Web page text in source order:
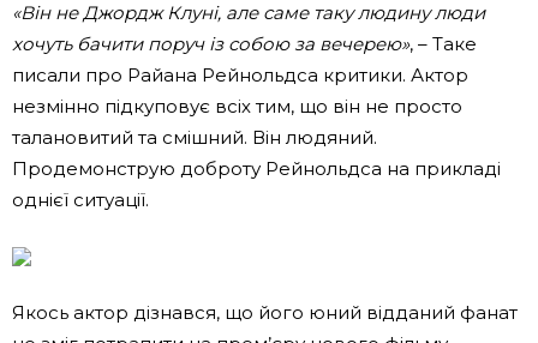
«Він не Джордж Клуні, але саме таку людину люди
хочуть бачити поруч із собою за вечерею», – Таке
писали про Райана Рейнольдса критики. Актор
незмінно підкуповує всіх тим, що він не просто
талановитий та смішний. Він людяний.
Продемонструю доброту Рейнольдса на прикладі
однієї ситуації.
Якось актор дізнався, що його юний відданий фанат